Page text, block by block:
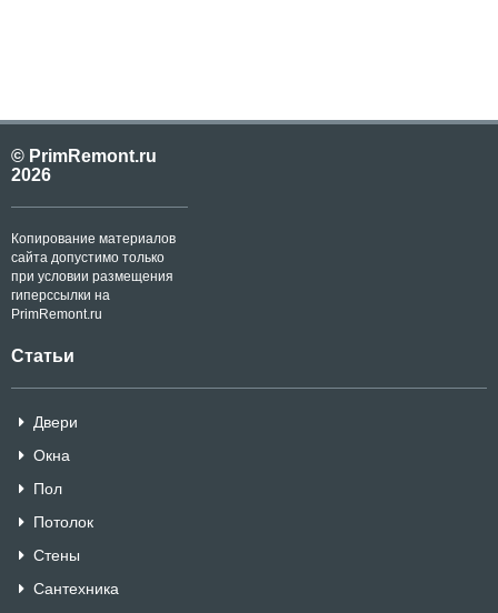
© PrimRemont.ru
2026
Копирование материалов
сайта допустимо только
при условии размещения
гиперссылки на
PrimRemont.ru
Статьи
Двери
Окна
Пол
Потолок
Стены
Сантехника